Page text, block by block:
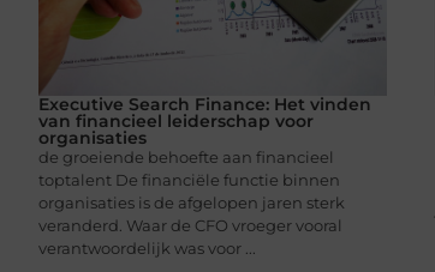
Executive Search Finance: Het vinden
van financieel leiderschap voor
organisaties
de groeiende behoefte aan financieel
toptalent De financiële functie binnen
organisaties is de afgelopen jaren sterk
veranderd. Waar de CFO vroeger vooral
verantwoordelijk was voor ...